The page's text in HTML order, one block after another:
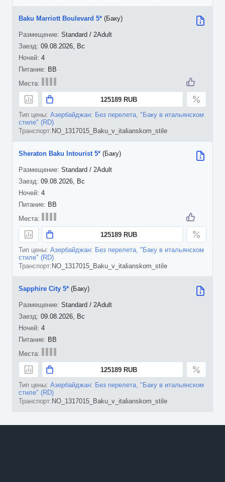
09.08.2026, Вс
4
Baku Marriott Boulevard 5* (Баку)
Standard / 2Adult
BB
125189 RUB
Азербайджан: Без перелета, "Баку в итальянском
стиле" (RD)
NO_1317015_Baku_v_italianskom_stile
09.08.2026, Вс
4
Sheraton Baku Intourist 5* (Баку)
Standard / 2Adult
BB
125189 RUB
Азербайджан: Без перелета, "Баку в итальянском
стиле" (RD)
NO_1317015_Baku_v_italianskom_stile
09.08.2026, Вс
4
Sapphire City 5* (Баку)
Standard / 2Adult
BB
125189 RUB
Азербайджан: Без перелета, "Баку в итальянском
стиле" (RD)
NO_1317015_Baku_v_italianskom_stile